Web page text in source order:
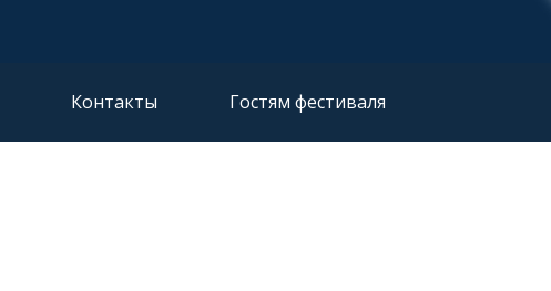
Контакты Гостям фестиваля